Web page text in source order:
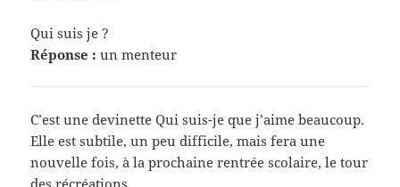
Qui suis je ?
Réponse : un menteur
C’est une devinette Qui suis-je que j’aime beaucoup.
Elle est subtile, un peu difficile, mais fera une
nouvelle fois, à la prochaine rentrée scolaire, le tour
des récréations.